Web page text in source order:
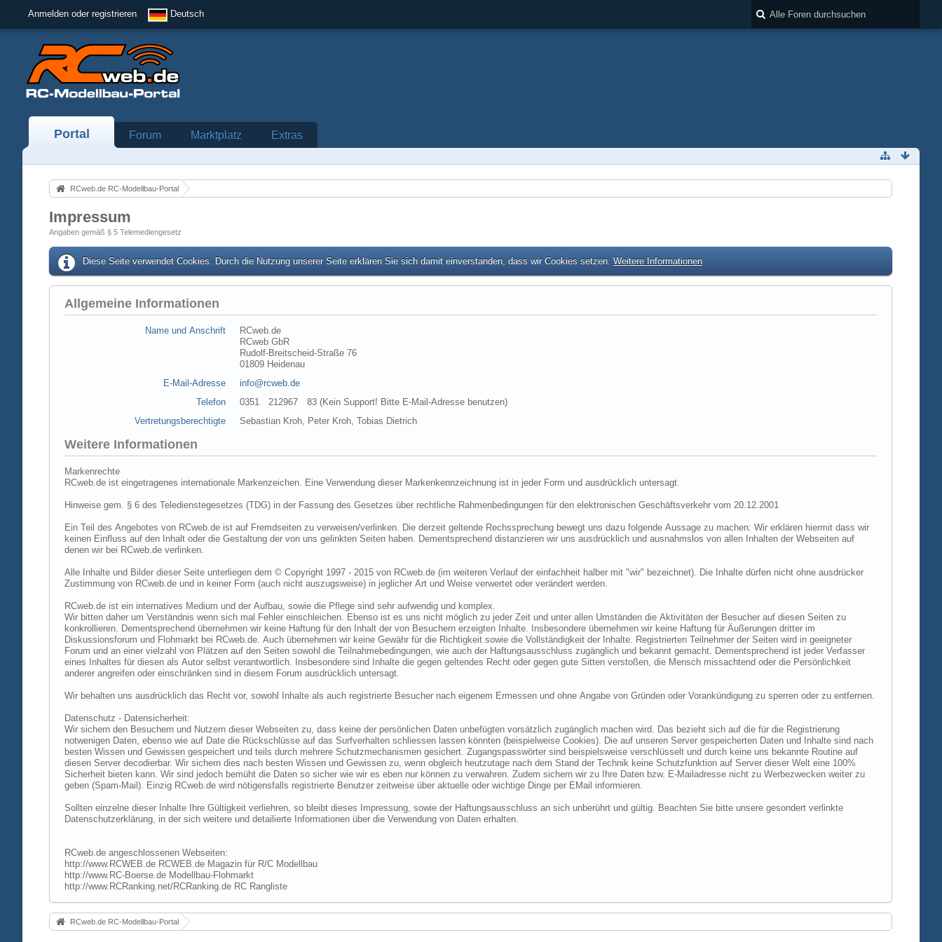
Anmelden oder registrieren Deutsch
Portal Forum Marktplatz Extras
RCweb.de RC-Modellbau-Portal
Impressum
Angaben gemäß § 5 Telemediengesetz
Diese Seite verwendet Cookies. Durch die Nutzung unserer Seite erklären Sie sich damit einverstanden, dass wir Cookies setzen. Weitere Informationen
Allgemeine Informationen
Name und Anschrift
RCweb.de
RCweb GbR
Rudolf-Breitscheid-Straße 76
01809 Heidenau
E-Mail-Adresse
info@rcweb.de
Telefon
0351 212967 83 (Kein Support! Bitte E-Mail-Adresse benutzen)
Vertretungsberechtigte
Sebastian Kroh, Peter Kroh, Tobias Dietrich
Weitere Informationen
Markenrechte
RCweb.de ist eingetragenes internationale Markenzeichen. Eine Verwendung dieser Markenkennzeichnung ist in jeder Form und ausdrücklich untersagt.
Hinweise gem. § 6 des Teledienstegesetzes (TDG) in der Fassung des Gesetzes über rechtliche Rahmenbedingungen für den elektronischen Geschäftsverkehr vom 20.12.2001
Ein Teil des Angebotes von RCweb.de ist auf Fremdseiten zu verweisen/verlinken. Die derzeit geltende Rechssprechung bewegt uns dazu folgende Aussage zu machen: Wir erklären hiermit dass wir
keinen Einfluss auf den Inhalt oder die Gestaltung der von uns gelinkten Seiten haben. Dementsprechend distanzieren wir uns ausdrücklich und ausnahmslos von allen Inhalten der Webseiten auf
denen wir bei RCweb.de verlinken.
Alle Inhalte und Bilder dieser Seite unterliegen dem © Copyright 1997 - 2015 von RCweb.de (im weiteren Verlauf der einfachheit halber mit "wir" bezeichnet). Die Inhalte dürfen nicht ohne ausdrücker
Zustimmung von RCweb.de und in keiner Form (auch nicht auszugsweise) in jeglicher Art und Weise verwertet oder verändert werden.
RCweb.de ist ein internatives Medium und der Aufbau, sowie die Pflege sind sehr aufwendig und komplex.
Wir bitten daher um Verständnis wenn sich mal Fehler einschleichen. Ebenso ist es uns nicht möglich zu jeder Zeit und unter allen Umständen die Aktivitäten der Besucher auf diesen Seiten zu
konkrollieren. Dementsprechend übernehmen wir keine Haftung für den Inhalt der von Besuchern erzeigten Inhalte. Insbesondere übernehmen wir keine Haftung für Äußerungen dritter im
Diskussionsforum und Flohmarkt bei RCweb.de. Auch übernehmen wir keine Gewähr für die Richtigkeit sowie die Vollständigkeit der Inhalte. Registrierten Teilnehmer der Seiten wird in geeigneter
Forum und an einer vielzahl von Plätzen auf den Seiten sowohl die Teilnahmebedingungen, wie auch der Haftungsausschluss zugänglich und bekannt gemacht. Dementsprechend ist jeder Verfasser
eines Inhaltes für diesen als Autor selbst verantwortlich. Insbesondere sind Inhalte die gegen geltendes Recht oder gegen gute Sitten verstoßen, die Mensch missachtend oder die Persönlichkeit
anderer angreifen oder einschränken sind in diesem Forum ausdrücklich untersagt.
Wir behalten uns ausdrücklich das Recht vor, sowohl Inhalte als auch registrierte Besucher nach eigenem Ermessen und ohne Angabe von Gründen oder Vorankündigung zu sperren oder zu entfernen.
Datenschutz - Datensicherheit:
Wir sichern den Besuchern und Nutzern dieser Webseiten zu, dass keine der persönlichen Daten unbefügten vorsätzlich zugänglich machen wird. Das bezieht sich auf die für die Registrierung
notwenigen Daten, ebenso wie auf Date die Rückschlüsse auf das Surfverhalten schliessen lassen könnten (beispielweise Cookies). Die auf unseren Server gespeicherten Daten und Inhalte sind nach
besten Wissen und Gewissen gespeichert und teils durch mehrere Schutzmechanismen gesichert. Zugangspasswörter sind beispielsweise verschlüsselt und durch keine uns bekannte Routine auf
diesen Server decodierbar. Wir sichern dies nach besten Wissen und Gewissen zu, wenn obgleich heutzutage nach dem Stand der Technik keine Schutzfunktion auf Server dieser Welt eine 100%
Sicherheit bieten kann. Wir sind jedoch bemüht die Daten so sicher wie wir es eben nur können zu verwahren. Zudem sichern wir zu Ihre Daten bzw. E-Mailadresse nicht zu Werbezwecken weiter zu
geben (Spam-Mail). Einzig RCweb.de wird nötigensfalls registrierte Benutzer zeitweise über aktuelle oder wichtige Dinge per EMail informieren.
Sollten einzelne dieser Inhalte Ihre Gültigkeit verliehren, so bleibt dieses Impressung, sowie der Haftungsausschluss an sich unberührt und gültig. Beachten Sie bitte unsere gesondert verlinkte
Datenschutzerklärung, in der sich weitere und detailierte Informationen über die Verwendung von Daten erhalten.
RCweb.de angeschlossenen Webseiten:
http://www.RCWEB.de RCWEB.de Magazin für R/C Modellbau
http://www.RC-Boerse.de Modellbau-Flohmarkt
http://www.RCRanking.net/RCRanking.de RC Rangliste
RCweb.de RC-Modellbau-Portal